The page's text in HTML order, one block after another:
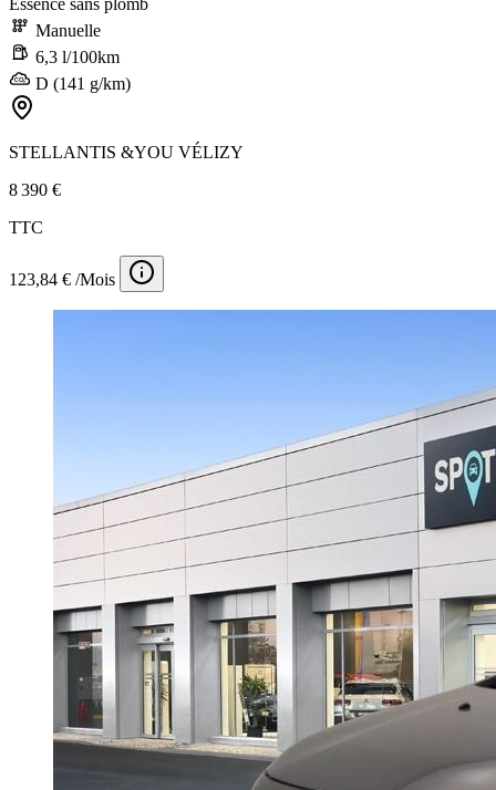
Essence sans plomb
Manuelle
6,3 l/100km
D (141 g/km)
STELLANTIS &YOU VÉLIZY
8 390 €
TTC
123,84 € /Mois